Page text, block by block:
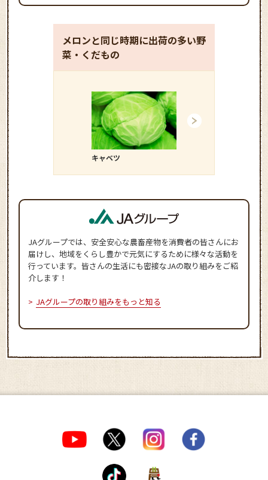
メロンと同じ時期に出荷の多い野
菜・くだもの
キャベツ
JAグループでは、安全安心な農畜産物を消費者の皆さんにお
届けし、地域をくらし豊かで元気にするために様々な活動を
行っています。皆さんの生活にも密接なJAの取り組みをご紹
介します！
JAグループの取り組みをもっと知る